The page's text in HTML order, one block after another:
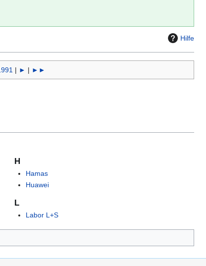
Hilfe
| ► | ►►
H
Hamas
Huawei
L
Labor L+S